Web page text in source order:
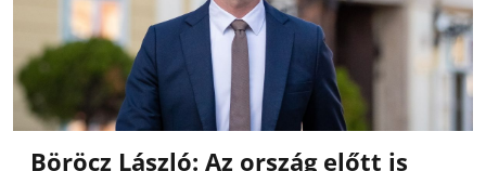
Böröcz László: Az ország előtt is